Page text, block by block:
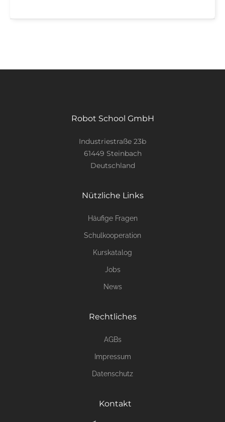
Robot School GmbH
Industriestraße 23b
61449 Steinbach
Deutschland
Nützliche Links
Häufige Fragen
Schulkooperation
Kurskatalog
Jobs
News
Rechtliches
AGBs
Impressum
Datenschutz
Kontakt